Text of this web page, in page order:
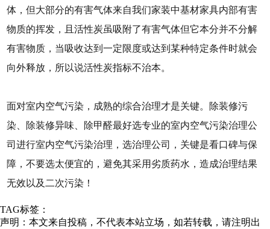
体，但大部分的有害气体来自我们家装中基材家具内部有害
物质的挥发，且活性炭虽吸附了有害气体但它本分并不分解
有害物质，当吸收达到一定限度或达到某种特定条件时就会
向外释放，所以说活性炭指标不治本。
面对室内空气污染，成熟的综合治理才是关键。除装修污
染、除装修异味、除甲醛最好选专业的室内空气污染治理公
司进行室内空气污染治理，选治理公司，关键是看口碑与保
障，不要选太便宜的，避免其采用劣质药水，造成治理结果
无效以及二次污染！
TAG标签：
声明：本文来自投稿，不代表本站立场，如若转载，请注明出